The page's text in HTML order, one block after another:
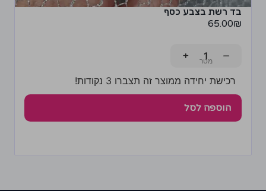
בד רשת בצבע כסף
65.00₪
−
+
רכישת יחידה ממוצר זה תצברו 3 נקודות!
הוספה לסל